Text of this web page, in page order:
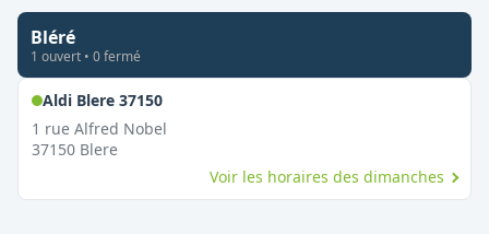
Bléré
1 ouvert • 0fermé
Aldi Blere 37150,
1 rue Alfred Nobel
37150 Blere
Voir les horaires des dimanches